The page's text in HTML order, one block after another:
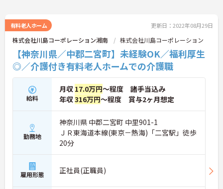
有料老人ホーム 更新日：2022年08月29日
株式会社川島コーポレーション湘南 株式会社川島コーポレーション
【神奈川県／中郡二宮町】未経験OK／福利厚生
◎／介護付き有料老人ホームでの介護職
給料
月収 17.0万円～程度 諸手当込み
年収316万円～程度 賞与2ヶ月想定
勤務地
神奈川県 中郡二宮町 中里901-1
ＪＲ東海道本線(東京－熱海)「二宮駅」徒歩
20分
雇用形態 正社員(正職員)